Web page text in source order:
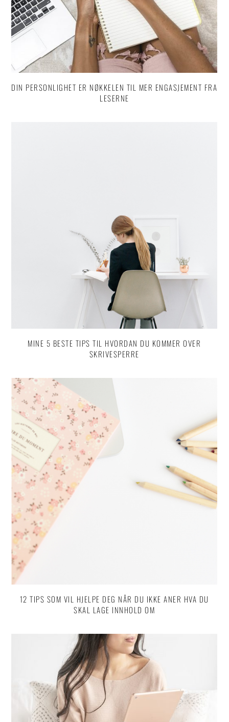
DIN PERSONLIGHET ER NØKKELEN TIL MER ENGASJEMENT FRA
LESERNE
MINE 5 BESTE TIPS TIL HVORDAN DU KOMMER OVER
SKRIVESPERRE
12 TIPS SOM VIL HJELPE DEG NÅR DU IKKE ANER HVA DU
SKAL LAGE INNHOLD OM